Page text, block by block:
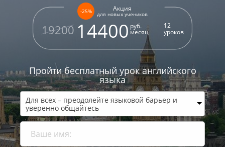
-25% Акция
для новых учеников
19200 14400 руб.
месяц
12
уроков
Пройти бесплатный уроканглийского
языка
Для всех – преодолейте языковой барьер и
уверенно общайтесь